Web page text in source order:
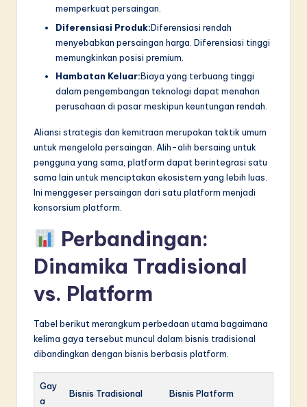
memperkuat persaingan.
Diferensiasi Produk:Diferensiasi rendah
menyebabkan persaingan harga. Diferensiasi tinggi
memungkinkan posisi premium.
Hambatan Keluar:Biaya yang terbuang tinggi
dalam pengembangan teknologi dapat menahan
perusahaan di pasar meskipun keuntungan rendah.
Aliansi strategis dan kemitraan merupakan taktik umum
untuk mengelola persaingan. Alih-alih bersaing untuk
pengguna yang sama, platform dapat berintegrasi satu
sama lain untuk menciptakan ekosistem yang lebih luas.
Ini menggeser persaingan dari satu platform menjadi
konsorsium platform.
Perbandingan:
Dinamika Tradisional
vs. Platform
Tabel berikut merangkum perbedaan utama bagaimana
kelima gaya tersebut muncul dalam bisnis tradisional
dibandingkan dengan bisnis berbasis platform.
Gay
a
Bisnis Tradisional Bisnis Platform